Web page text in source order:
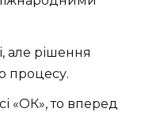
але рішення
процесу.
«ОК», то вперед